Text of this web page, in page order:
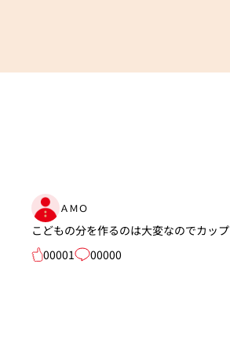
ＡＭＯ
こどもの分を作るのは大変なのでカッ
00001
00000